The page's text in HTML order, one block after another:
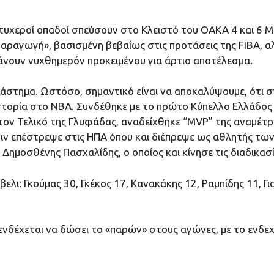
οπαδοί σπεύσουν στο Κλειστό του ΟΑΚΑ 4 και 6
βασισμένη βεβαίως στις προτάσεις της FIBΑ,
νυχθημερόν προκειμένου για άρτιο αποτέλεσμα.
Ωστόσο, σημαντικό είναι να αποκαλύψουμε,
στο ΝΒΑ. Συνδέθηκε με το πρώτο Κύπελλο Ελλάδος
Τελικό της Γλυφάδας, αναδείχθηκε “MVP” της
επέστρεψε στις ΗΠΑ όπου και διέπρεψε ως αθλητής
Πασχαλίδης, ο οποίος και κίνησε τις
Γκούμας 30, Γκέκος 17, Κανακάκης 12, Ραμπίδης 11,
να δώσει το «παρών» στους αγώνες, με το